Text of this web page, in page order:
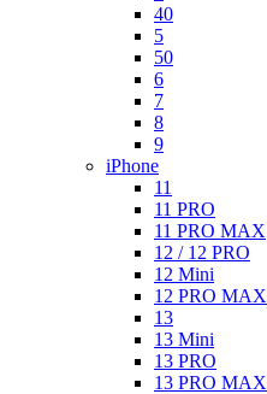
40
5
50
6
7
8
9
iPhone
11
11 PRO
11 PRO MAX
12 / 12 PRO
12 Mini
12 PRO MAX
13
13 Mini
13 PRO
13 PRO MAX